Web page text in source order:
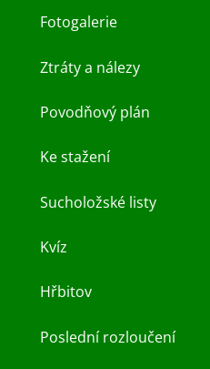
Fotogalerie
Ztráty a nálezy
Povodňový plán
Ke stažení
Sucholožské listy
Kvíz
Hřbitov
Poslední rozloučení